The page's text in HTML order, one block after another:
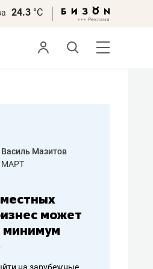
24.3 °С
Василь Мазитов
МАРТ
может
минимум